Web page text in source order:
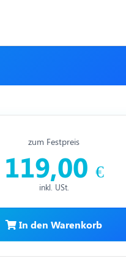
zum Festpreis
119,00 €
inkl. USt.
In den Warenkorb